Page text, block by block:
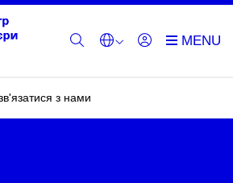
з нами